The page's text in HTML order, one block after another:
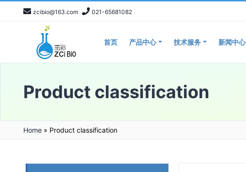
zcibio@163.com 021-65681082
首页 产品中心 技术服务 新闻中心
Product classification
Home » Product classification